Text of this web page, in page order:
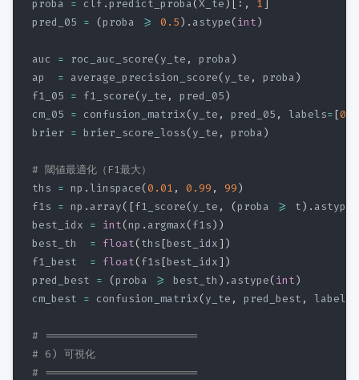
proba = clf .predict_proba(X_te) [ : , 1]
pred_05 = (proba >= 0.5) . astype(int)
auc = roc_auc_score(y_te , proba)
ap = average_precision_score(y_te , proba)
f1_05 = f1_score(y_te , pred_05)
cm_05 = confusion_matrix(y_te , pred_05 , labels=[0
brier = brier_score_loss(y_te , proba)
# 閾値最適化（F1最大）
ths = np .linspace(0.01 , 0.99 , 99)
f1s = np . array( [f1_score(y_te , (proba >= t) . astype
best_idx = int(np . argmax(f1s) )
best_th = float(ths[best_idx] )
f1_best = float(f1s[best_idx] )
pred_best = (proba >= best_th ) . astype(int)
cm_best = confusion_matrix(y_te , pred_best , labels
# ========================
# 6) 可視化
# ========================